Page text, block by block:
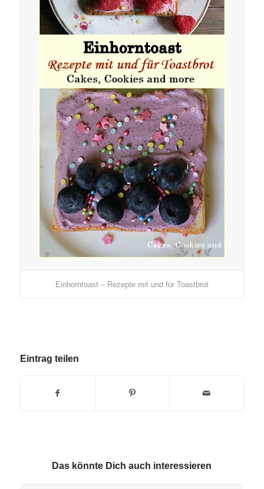
Einhorntoast – Rezepte mit und für Toastbrot
Eintrag teilen
Das könnte Dich auch interessieren